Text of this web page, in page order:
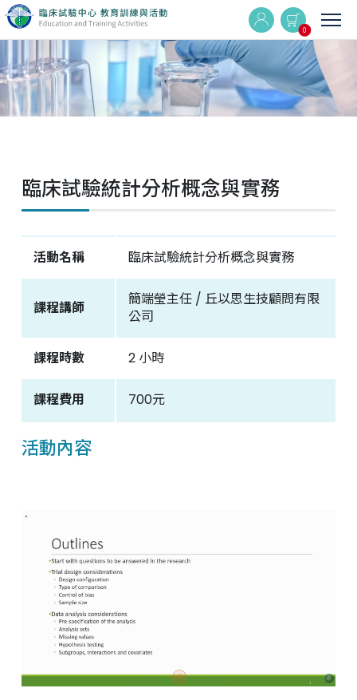
0
實體與線上同步課程
最新消息
活動集錦
相關連結
聯絡我們
中國醫藥大學附設醫院
臨床試驗統計分析概念與實務
活動名稱 臨床試驗統計分析概念與實務
課程講師
簡端瑩主任 / 丘以思生技顧問有限
公司
課程時數 2 小時
課程費用 700元
活動內容